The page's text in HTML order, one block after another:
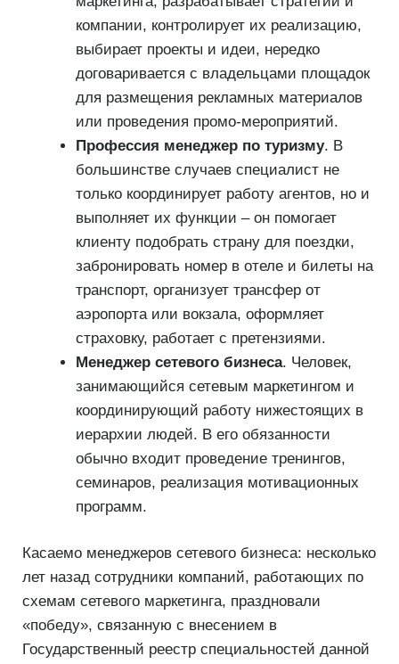
компании, контролирует их реализацию,
выбирает проекты и идеи, нередко
договаривается с владельцами площадок
для размещения рекламных материалов
или проведения промо-мероприятий.
Профессия менеджер по туризму. В
большинстве случаев специалист не
только координирует работу агентов, но и
выполняет их функции – он помогает
клиенту подобрать страну для поездки,
забронировать номер в отеле и билеты на
транспорт, организует трансфер от
аэропорта или вокзала, оформляет
страховку, работает с претензиями.
Менеджер сетевого бизнеса. Человек,
занимающийся сетевым маркетингом и
координирующий работу нижестоящих в
иерархии людей. В его обязанности
обычно входит проведение тренингов,
семинаров, реализация мотивационных
программ.
Касаемо менеджеров сетевого бизнеса: несколько
лет назад сотрудники компаний, работающих по
схемам сетевого маркетинга, праздновали
«победу», связанную с внесением в
Государственный реестр специальностей данной